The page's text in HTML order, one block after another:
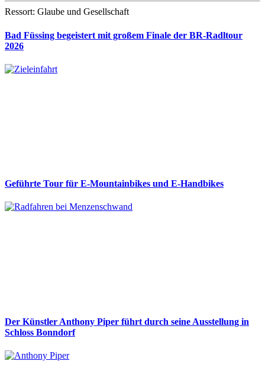
Ressort: Glaube und Gesellschaft
Bad Füssing begeistert mit großem Finale der BR-Radltour
2026
Geführte Tour für E-Mountainbikes und E-Handbikes
Der Künstler Anthony Piper führt durch seine Ausstellung in
Schloss Bonndorf